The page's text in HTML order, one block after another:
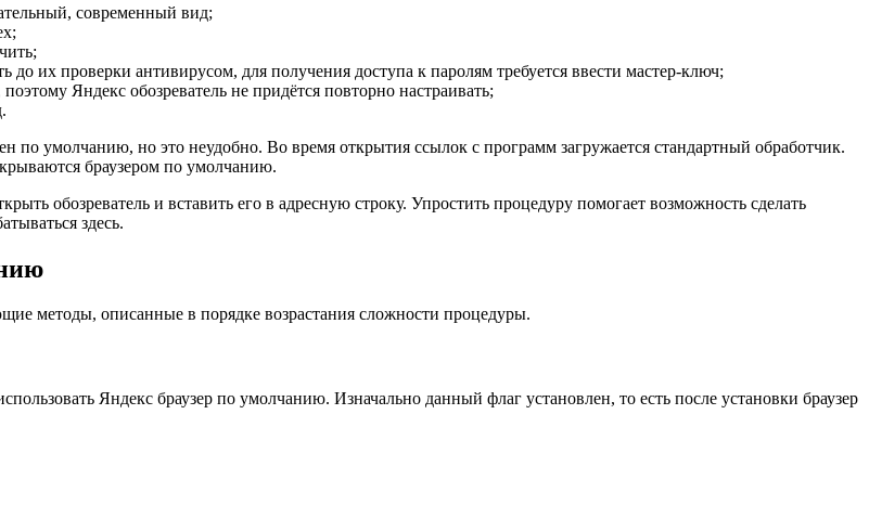
современный вид;
их проверки антивирусом, для получения доступа к паролям требуется ввести мастер-ключ;
Яндекс обозреватель не придётся повторно настраивать;
по умолчанию, но это неудобно. Во время открытия ссылок с программ загружается стандартный обработчик.
браузером по умолчанию.
обозреватель и вставить его в адресную строку. Упростить процедуру помогает возможность сделать
здесь.
методы, описанные в порядке возрастания сложности процедуры.
Яндекс браузер по умолчанию. Изначально данный флаг установлен, то есть после установки браузер